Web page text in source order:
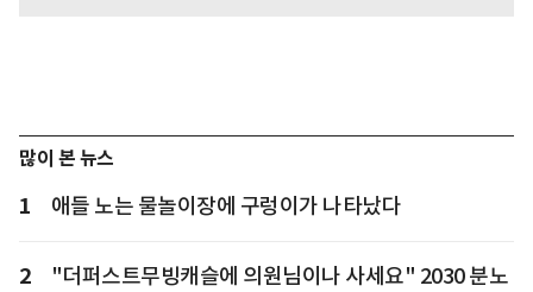
많이 본 뉴스
1 애들 노는 물놀이장에 구렁이가 나타났다
2
"더퍼스트무빙캐슬에 의원님이나 사세요" 2030 분노